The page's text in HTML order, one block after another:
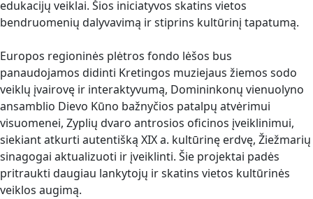
edukacijų veiklai. Šios iniciatyvos skatins vietos
bendruomenių dalyvavimą ir stiprins kultūrinį tapatumą.
Europos regioninės plėtros fondo lėšos bus
panaudojamos didinti Kretingos muziejaus žiemos sodo
veiklų įvairovę ir interaktyvumą, Domininkonų vienuolyno
ansamblio Dievo Kūno bažnyčios patalpų atvėrimui
visuomenei, Zyplių dvaro antrosios oficinos įveiklinimui,
siekiant atkurti autentišką XIX a. kultūrinę erdvę, Žiežmarių
sinagogai aktualizuoti ir įveiklinti. Šie projektai padės
pritraukti daugiau lankytojų ir skatins vietos kultūrinės
veiklos augimą.